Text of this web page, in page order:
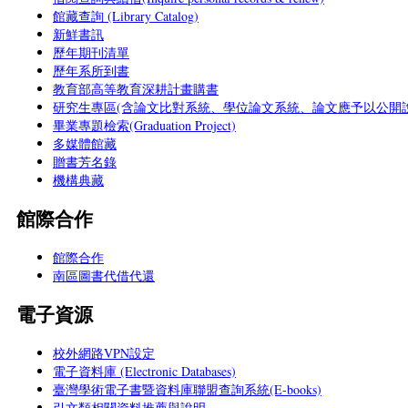
館藏查詢 (Library Catalog)
新鮮書訊
歷年期刊清單
歷年系所到書
教育部高等教育深耕計畫購書
研究生專區(含論文比對系統、學位論文系統、論文應予以公開
畢業專題檢索(Graduation Project)
多媒體館藏
贈書芳名錄
機構典藏
館際合作
館際合作
南區圖書代借代還
電子資源
校外網路VPN設定
電子資料庫 (Electronic Databases)
臺灣學術電子書暨資料庫聯盟查詢系統(E-books)